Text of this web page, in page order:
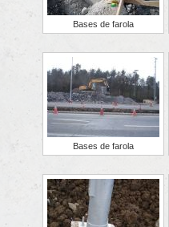
Bases de farola
Bases de farola